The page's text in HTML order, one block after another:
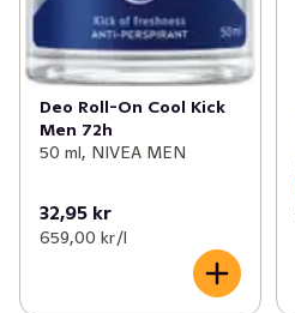
Deo Roll-On Cool Kick
Men 72h
50 ml, NIVEA MEN
32,95 kr
659,00 kr /l